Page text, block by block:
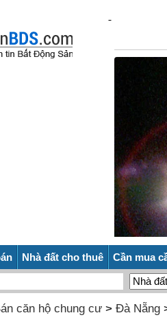
Nhà đất cho thuê Cần mua
căn hộ chung cư> Đà Nẵng